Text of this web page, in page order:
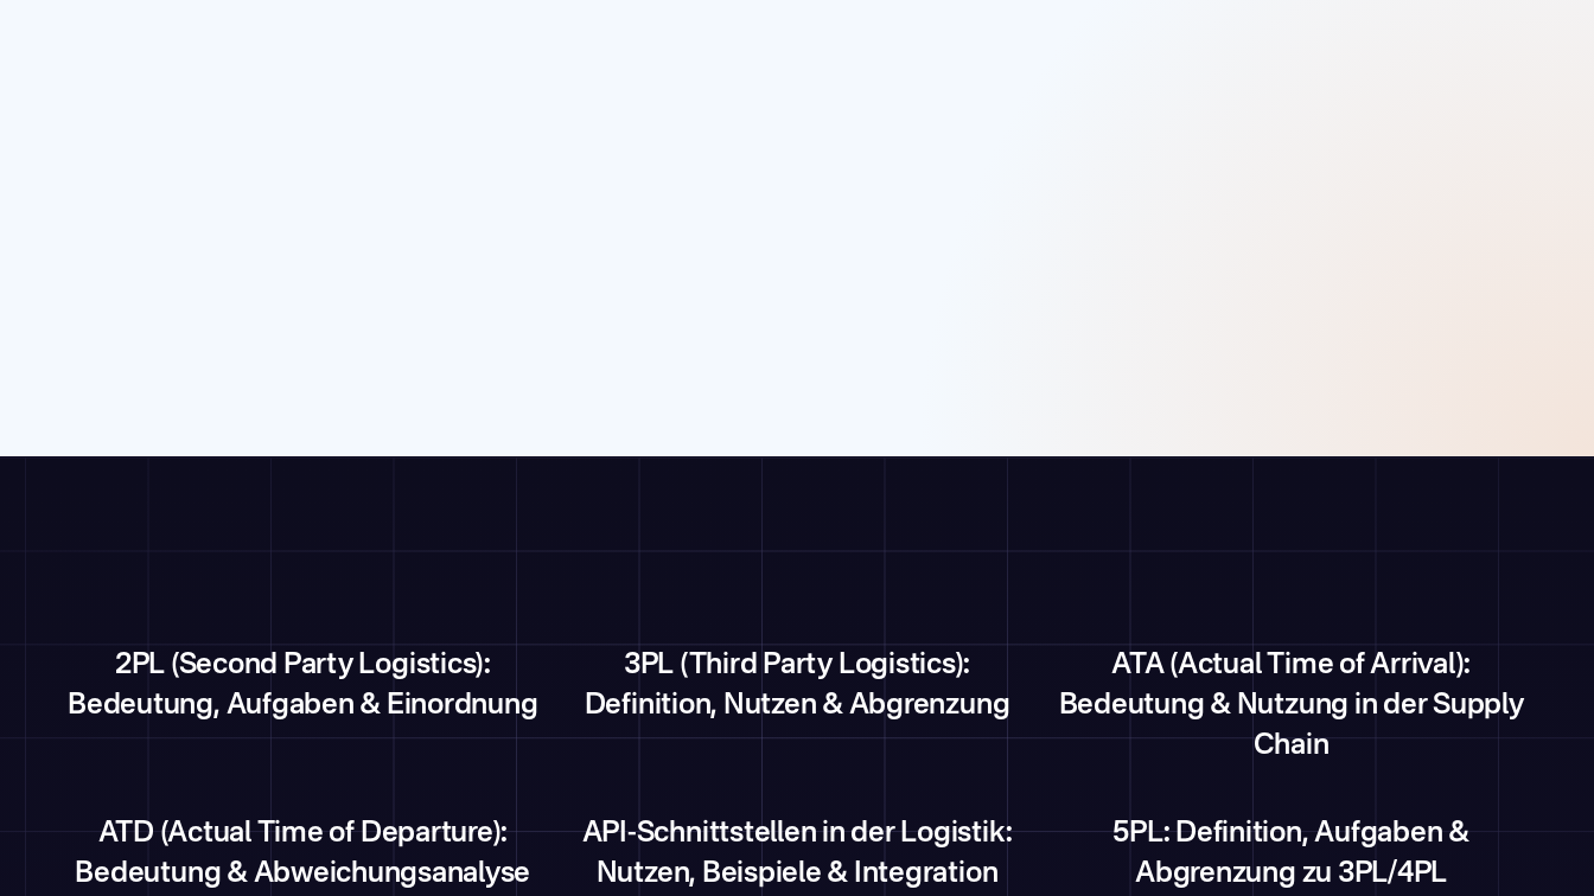
2PL (Second Party Logistics):
Bedeutung, Aufgaben & Einordnung
3PL (Third Party Logistics):
Definition, Nutzen & Abgrenzung
ATA (Actual Time of Arrival):
Bedeutung & Nutzung in der Supply
Chain
ATD (Actual Time of Departure):
Bedeutung & Abweichungsanalyse
API-Schnittstellen in der Logistik:
Nutzen, Beispiele & Integration
5PL: Definition, Aufgaben &
Abgrenzung zu 3PL/4PL